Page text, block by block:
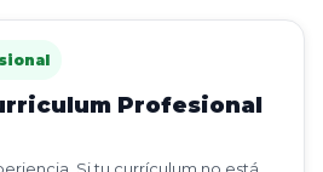
Profesional